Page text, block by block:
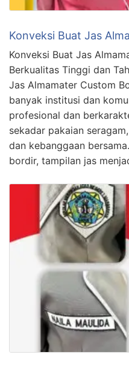
Konveksi Buat Jas
Konveksi Buat Jas
Berkualitas Tinggi dan
Jas Almamater Custom
banyak institusi dan
profesional dan
sekadar pakaian
dan kebanggaan
bordir, tampilan jas